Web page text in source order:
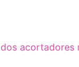
acortadores